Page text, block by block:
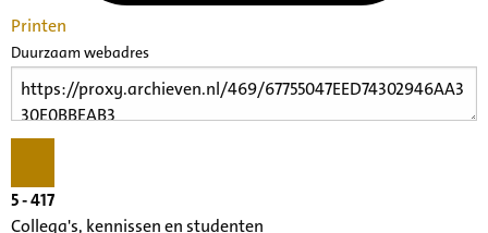
Printen
Duurzaam webadres
5 - 417
Collega's, kennissen en studenten